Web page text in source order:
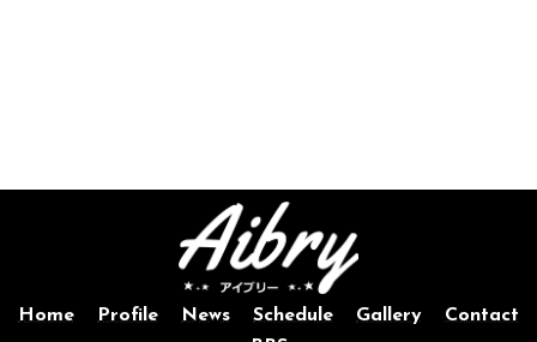
Home Profile News Schedule Gallery
Contact